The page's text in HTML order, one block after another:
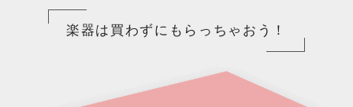
楽器は買わずにもらっちゃおう！